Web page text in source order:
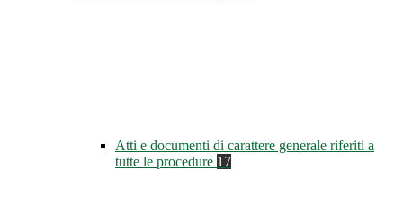
Atti e documenti di carattere generale riferiti a
tutte le procedure 17